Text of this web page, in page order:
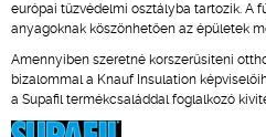
európai tűzvédelmi osztályba tartozik. A
anyagoknak köszönhetően az épületek
Amennyiben szeretné korszerűsíteni
bizalommal a Knauf Insulation
a Supafil termékcsaláddal foglalkozó